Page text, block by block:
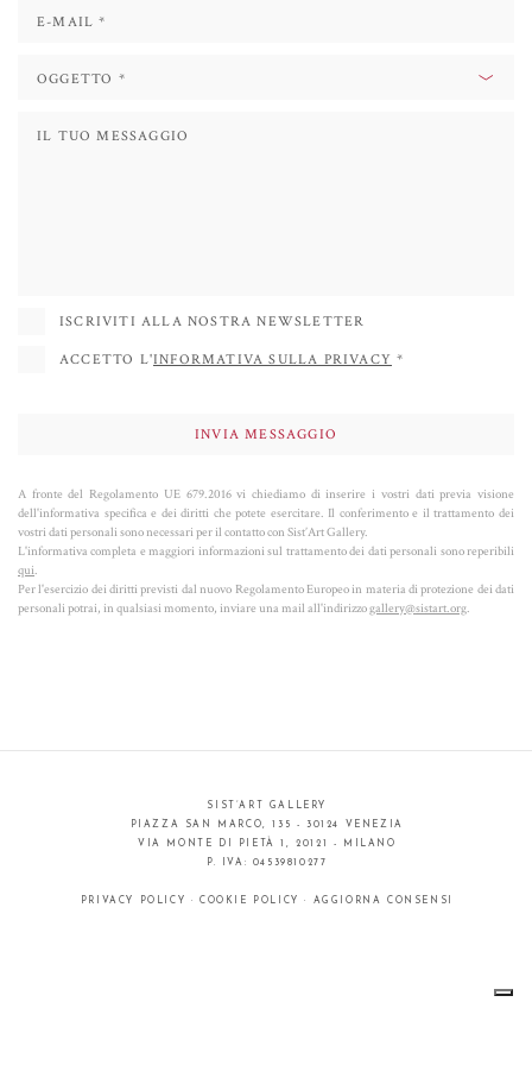
IBCA a Praga, alla 51° e 53° Biennale di Venezia.
ambientali e ai danni irreparabili che l’uomo ha provocato alla natura
ISCRIVITI ALLA NOSTRA NEWSLETTER
ACCETTO L'INFORMATIVA SULLA PRIVACY *
A fronte del Regolamento UE 679.2016 vi chiediamo di inserire i vostri dati previa visione
dell'informativa specifica e dei diritti che potete esercitare. Il conferimento e il trattamento dei
vostri dati personali sono necessari per il contatto con Sist’Art Gallery.
L'informativa completa e maggiori informazioni sul trattamento dei dati personali sono reperibili
qui.
Per l'esercizio dei diritti previsti dal nuovo Regolamento Europeo in materia di protezione dei dati
personali potrai, in qualsiasi momento, inviare una mail all'indirizzogallery@sistart.org.
SIST’ART GALLERY
PIAZZA SAN MARCO, 135 - 30124 VENEZIA
VIA MONTE DI PIETÀ 1, 20121 - MILANO
P. IVA: 04539810277
PRIVACY POLICY · COOKIE POLICY · AGGIORNA CONSENSI